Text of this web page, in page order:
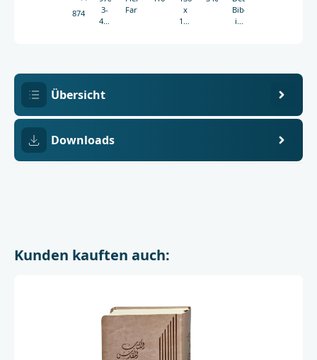
8746
3-
438-
Farbeinband
x
196
Bibelgesellschaft
in
Übersicht
Downloads
Kunden kauften auch: